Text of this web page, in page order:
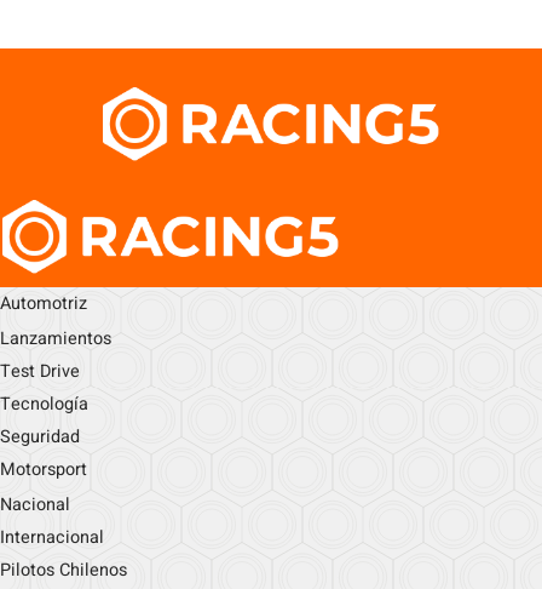
Automotriz
Lanzamientos
Test Drive
Tecnología
Seguridad
Motorsport
Nacional
Internacional
Pilotos Chilenos